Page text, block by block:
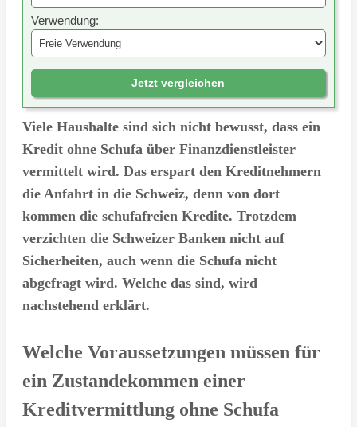
Verwendung:
Jetzt vergleichen
Viele Haushalte sind sich nicht bewusst, dass ein
Kredit ohne Schufa über Finanzdienstleister
vermittelt wird. Das erspart den Kreditnehmern
die Anfahrt in die Schweiz, denn von dort
kommen die schufafreien Kredite. Trotzdem
verzichten die Schweizer Banken nicht auf
Sicherheiten, auch wenn die Schufa nicht
abgefragt wird. Welche das sind, wird
nachstehend erklärt.
Welche Voraussetzungen müssen für
ein Zustandekommen einer
Kreditvermittlung ohne Schufa